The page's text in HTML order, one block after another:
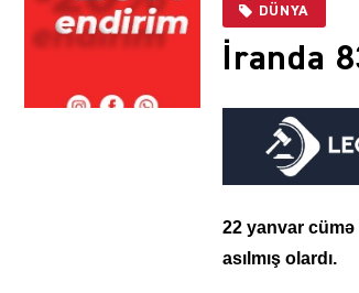
DÜNYA
İranda
22 yanvar cümə
asılmış olardı.